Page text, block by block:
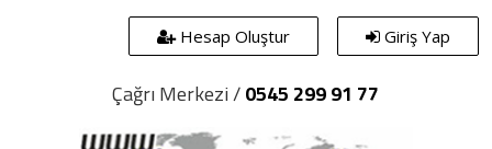
Giriş Yap
Hesap Oluştur
Çağrı Merkezi /0545 299 91 77